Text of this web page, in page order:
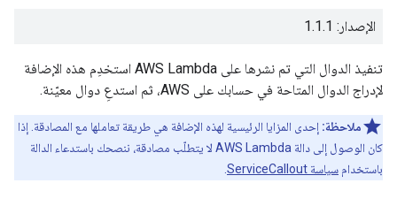
الإصدار: 1.1.1
تنفيذ الدوال التي تم نشرها على AWS Lambda استخدِم هذه الإضافة
لإدراج الدوال المتاحة في حسابك على AWS، ثم استدعِ دوال معيّنة.
ملاحظة: إحدى المزايا الرئيسية لهذه الإضافة هي طريقة تعاملها مع المصادقة. إذا
كان الوصول إلى دالة AWS Lambda لا يتطلّب مصادقة، ننصحك باستدعاء الدالة
باستخدام سياسة ServiceCallout